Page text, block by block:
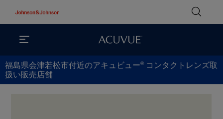
福島県会津若松市付近のアキュビュー® コンタクトレンズ取
扱い販売店舗